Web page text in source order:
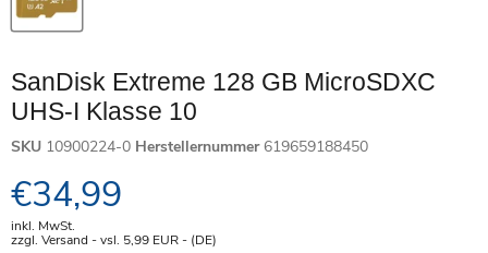
SanDisk Extreme 128 GB MicroSDXC
UHS-I Klasse 10
SKU 10900224-0 Herstellernummer 619659188450
Aktueller Preis
€34,99
inkl. MwSt.
zzgl. Versand - vsl. 5,99 EUR- (DE)